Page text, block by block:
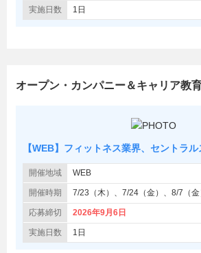
実施日数 1日
オープン・カンパニー＆キャリア教
【WEB】フィットネス業界、セントラル
開催地域 WEB
開催時期 7/23（木）、7/24（金）、8/7（金
応募締切 2026年9月6日
実施日数 1日